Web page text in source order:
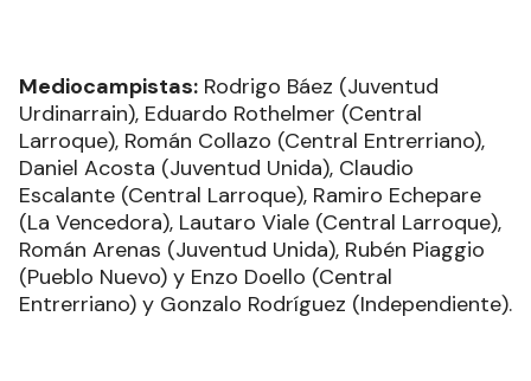
Mediocampistas: Rodrigo Báez (Juventud
Urdinarrain), Eduardo Rothelmer (Central
Larroque), Román Collazo (Central Entrerriano),
Daniel Acosta (Juventud Unida), Claudio
Escalante (Central Larroque), Ramiro Echepare
(La Vencedora), Lautaro Viale (Central Larroque),
Román Arenas (Juventud Unida), Rubén Piaggio
(Pueblo Nuevo) y Enzo Doello (Central
Entrerriano) y Gonzalo Rodríguez (Independiente).